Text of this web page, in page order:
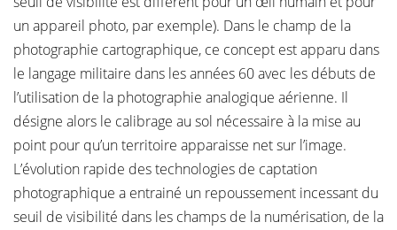
un appareil photo, par exemple). Dans le champ de la
photographie cartographique, ce concept est apparu dans
le langage militaire dans les années 60 avec les débuts de
l’utilisation de la photographie analogique aérienne. Il
désigne alors le calibrage au sol nécessaire à la mise au
point pour qu’un territoire apparaisse net sur l’image.
L’évolution rapide des technologies de captation
photographique a entrainé un repoussement incessant du
seuil de visibilité dans les champs de la numérisation, de la